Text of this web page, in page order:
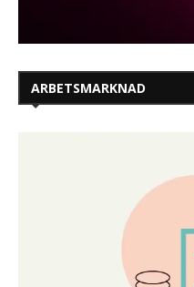
ARBETSMARKNAD